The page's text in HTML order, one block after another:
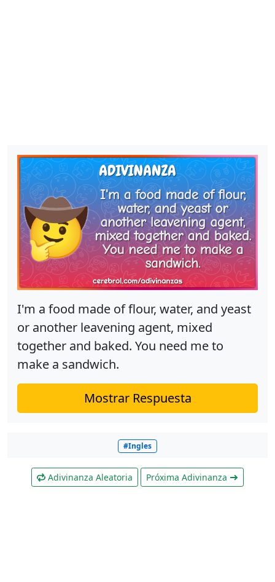
I'm a food made of flour, water, and yeast
or another leavening agent, mixed
together and baked. You need me to
make a sandwich.
Mostrar Respuesta
#Ingles
Adivinanza Aleatoria Próxima Adivinanza